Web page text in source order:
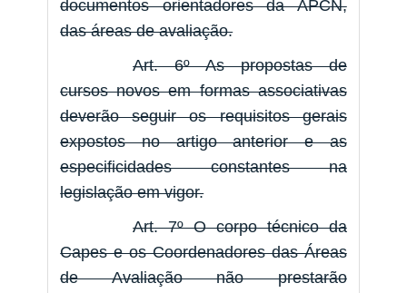
documentos orientadores da APCN,
das áreas de avaliação.
Art. 6º As propostas de
cursos novos em formas associativas
deverão seguir os requisitos gerais
expostos no artigo anterior e as
especificidades constantes na
legislação em vigor.
Art. 7º O corpo técnico da
Capes e os Coordenadores das Áreas
de Avaliação não prestarão